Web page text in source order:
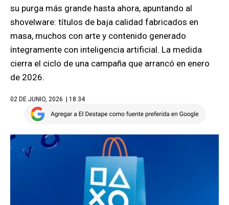
su purga más grande hasta ahora, apuntando al
shovelware: títulos de baja calidad fabricados en
masa, muchos con arte y contenido generado
íntegramente con inteligencia artificial. La medida
cierra el ciclo de una campaña que arrancó en enero
de 2026.
02 DE JUNIO, 2026 | 18.34